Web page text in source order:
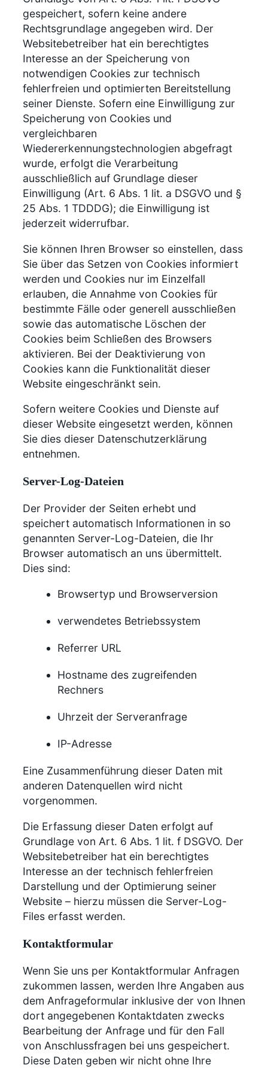
gespeichert, sofern keine andere
Rechtsgrundlage angegeben wird. Der
Websitebetreiber hat ein berechtigtes
Interesse an der Speicherung von
notwendigen Cookies zur technisch
fehlerfreien und optimierten Bereitstellung
seiner Dienste. Sofern eine Einwilligung zur
Speicherung von Cookies und
vergleichbaren
Wiedererkennungstechnologien abgefragt
wurde, erfolgt die Verarbeitung
ausschließlich auf Grundlage dieser
Einwilligung (Art. 6 Abs. 1 lit. a DSGVO und §
25 Abs. 1 TDDDG); die Einwilligung ist
jederzeit widerrufbar.
Sie können Ihren Browser so einstellen, dass
Sie über das Setzen von Cookies informiert
werden und Cookies nur im Einzelfall
erlauben, die Annahme von Cookies für
bestimmte Fälle oder generell ausschließen
sowie das automatische Löschen der
Cookies beim Schließen des Browsers
aktivieren. Bei der Deaktivierung von
Cookies kann die Funktionalität dieser
Website eingeschränkt sein.
Sofern weitere Cookies und Dienste auf
dieser Website eingesetzt werden, können
Sie dies dieser Datenschutzerklärung
entnehmen.
Server-Log-Dateien
Der Provider der Seiten erhebt und
speichert automatisch Informationen in so
genannten Server-Log-Dateien, die Ihr
Browser automatisch an uns übermittelt.
Dies sind:
Browsertyp und Browserversion
verwendetes Betriebssystem
Referrer URL
Hostname des zugreifenden
Rechners
Uhrzeit der Serveranfrage
IP-Adresse
Eine Zusammenführung dieser Daten mit
anderen Datenquellen wird nicht
vorgenommen.
Die Erfassung dieser Daten erfolgt auf
Grundlage von Art. 6 Abs. 1 lit. f DSGVO. Der
Websitebetreiber hat ein berechtigtes
Interesse an der technisch fehlerfreien
Darstellung und der Optimierung seiner
Website – hierzu müssen die Server-Log-
Files erfasst werden.
Kontaktformular
Wenn Sie uns per Kontaktformular Anfragen
zukommen lassen, werden Ihre Angaben aus
dem Anfrageformular inklusive der von Ihnen
dort angegebenen Kontaktdaten zwecks
Bearbeitung der Anfrage und für den Fall
von Anschlussfragen bei uns gespeichert.
Diese Daten geben wir nicht ohne Ihre